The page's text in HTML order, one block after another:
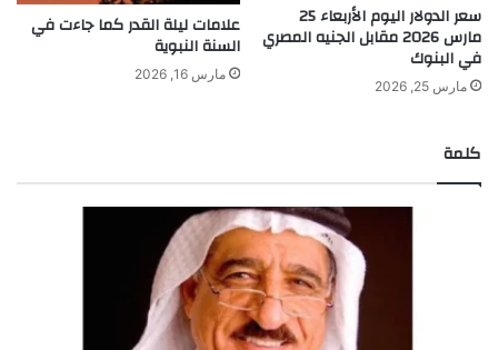
سعر الدولار اليوم الأربعاء 25
مارس 2026 مقابل الجنيه المصري
في البنوك
مارس 25, 2026
علامات ليلة القدر كما جاءت في
السنة النبوية
مارس 16, 2026
كلمة